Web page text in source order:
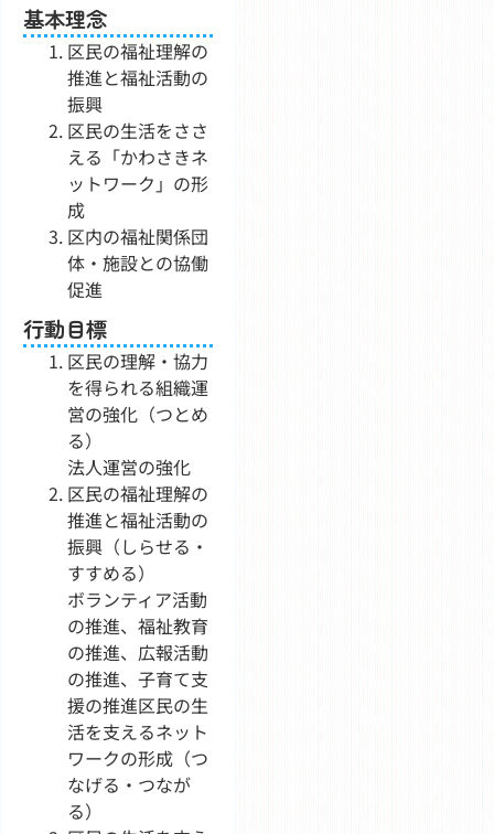
基本理念
区民の福祉理解の
推進と福祉活動の
振興
区民の生活をささ
える「かわさきネ
ットワーク」の形
成
区内の福祉関係団
体・施設との協働
促進
行動目標
区民の理解・協力
を得られる組織運
営の強化（つとめ
る）
法人運営の強化
区民の福祉理解の
推進と福祉活動の
振興（しらせる・
すすめる）
ボランティア活動
の推進、福祉教育
の推進、広報活動
の推進、子育て支
援の推進区民の生
活を支えるネット
ワークの形成（つ
なげる・つなが
る）